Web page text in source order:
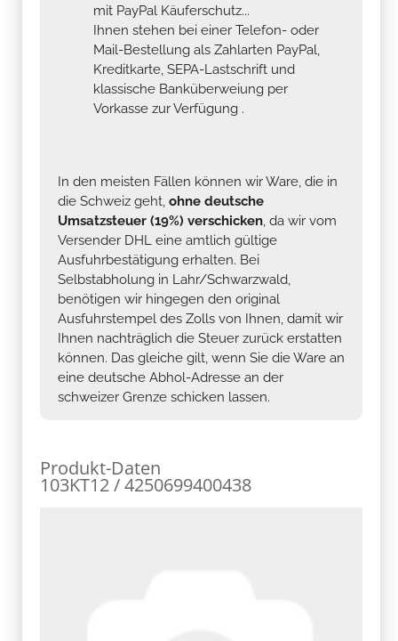
mit PayPal Käuferschutz...
Ihnen stehen bei einer Telefon- oder
Mail-Bestellung als Zahlarten PayPal,
Kreditkarte, SEPA-Lastschrift und
klassische Banküberweiung per
Vorkasse zur Verfügung .
In den meisten Fällen können wir Ware, die in
die Schweiz geht, ohne deutsche
Umsatzsteuer (19%) verschicken, da wir vom
Versender DHL eine amtlich gültige
Ausfuhrbestätigung erhalten. Bei
Selbstabholung in Lahr/Schwarzwald,
benötigen wir hingegen den original
Ausfuhrstempel des Zolls von Ihnen, damit wir
Ihnen nachträglich die Steuer zurück erstatten
können. Das gleiche gilt, wenn Sie die Ware an
eine deutsche Abhol-Adresse an der
schweizer Grenze schicken lassen.
Produkt-Daten
103KT12 / 4250699400438